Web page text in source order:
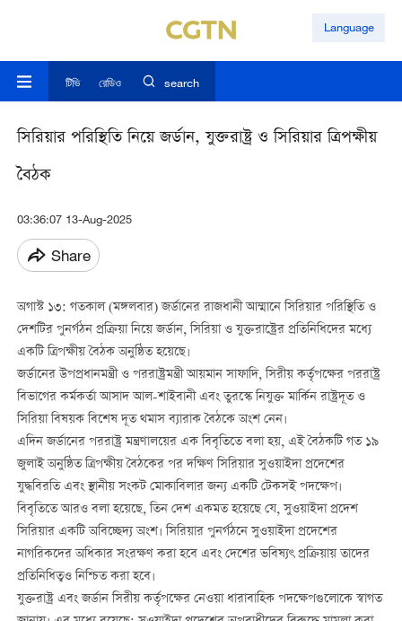
Language
টিভি রেডিও search
সিরিয়ার পরিস্থিতি নিয়ে জর্ডান, যুক্তরাষ্ট্র ও সিরিয়ার ত্রিপক্ষীয়
বৈঠক
03:36:07 13-Aug-2025
Share
অগাস্ট ১৩: গতকাল (মঙ্গলবার) জর্ডানের রাজধানী আম্মানে সিরিয়ার পরিস্থিতি ও
দেশটির পুনর্গঠন প্রক্রিয়া নিয়ে জর্ডান, সিরিয়া ও যুক্তরাষ্ট্রের প্রতিনিধিদের মধ্যে
একটি ত্রিপক্ষীয় বৈঠক অনুষ্ঠিত হয়েছে।
জর্ডানের উপপ্রধানমন্ত্রী ও পররাষ্ট্রমন্ত্রী আয়মান সাফাদি, সিরীয় কর্তৃপক্ষের পররাষ্ট্র
বিভাগের কর্মকর্তা আসাদ আল-শাইবানী এবং তুরস্কে নিযুক্ত মার্কিন রাষ্ট্রদূত ও
সিরিয়া বিষয়ক বিশেষ দূত থমাস ব্যারাক বৈঠকে অংশ নেন।
এদিন জর্ডানের পররাষ্ট্র মন্ত্রণালয়ের এক বিবৃতিতে বলা হয়, এই বৈঠকটি গত ১৯
জুলাই অনুষ্ঠিত ত্রিপক্ষীয় বৈঠকের পর দক্ষিণ সিরিয়ার সুওয়াইদা প্রদেশের
যুদ্ধবিরতি এবং স্থানীয় সংকট মোকাবিলার জন্য একটি টেকসই পদক্ষেপ।
বিবৃতিতে আরও বলা হয়েছে, তিন দেশ একমত হয়েছে যে, সুওয়াইদা প্রদেশ
সিরিয়ার একটি অবিচ্ছেদ্য অংশ। সিরিয়ার পুনর্গঠনে সুওয়াইদা প্রদেশের
নাগরিকদের অধিকার সংরক্ষণ করা হবে এবং দেশের ভবিষ্যৎ প্রক্রিয়ায় তাদের
প্রতিনিধিত্বও নিশ্চিত করা হবে।
যুক্তরাষ্ট্র এবং জর্ডান সিরীয় কর্তৃপক্ষের নেওয়া ধারাবাহিক পদক্ষেপগুলোকে স্বাগত